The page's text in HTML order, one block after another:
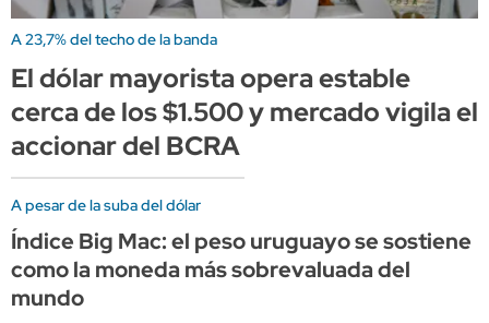
A 23,7% del techo de la banda
El dólar mayorista opera estable
cerca de los $1.500 y mercado vigila el
accionar del BCRA
A pesar de la suba del dólar
Índice Big Mac: el peso uruguayo se sostiene
como la moneda más sobrevaluada del
mundo